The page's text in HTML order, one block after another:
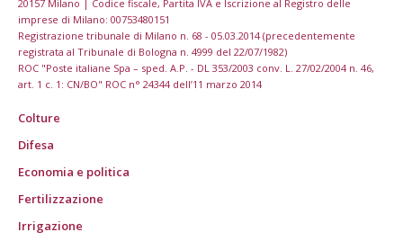
20157 Milano | Codice fiscale, Partita IVA e Iscrizione al Registro delle
imprese di Milano: 00753480151
Registrazione tribunale di Milano n. 68 - 05.03.2014 (precedentemente
registrata al Tribunale di Bologna n. 4999 del 22/07/1982)
ROC "Poste italiane Spa – sped. A.P. - DL 353/2003 conv. L. 27/02/2004 n. 46,
art. 1 c. 1: CN/BO" ROC n° 24344 dell’11 marzo 2014
Colture
Difesa
Economia e politica
Fertilizzazione
Irrigazione